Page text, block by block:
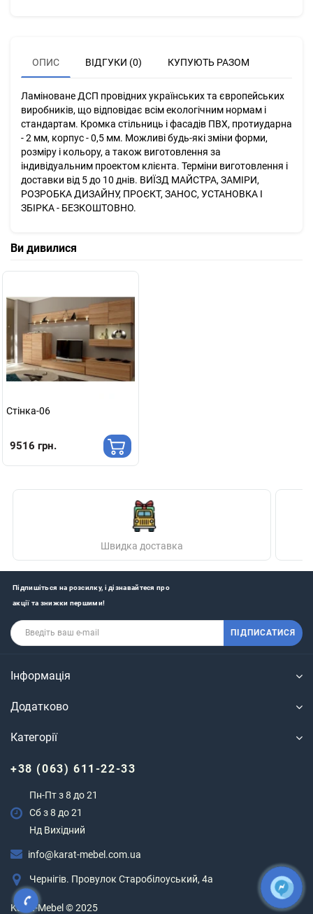
ОПИС ВІДГУКИ (0) КУПУЮТЬ РАЗОМ
Ламіноване ДСП провідних українських та європейських
виробників, що відповідає всім екологічним нормам і
стандартам. Кромка стільниць і фасадів ПВХ, протиударна
- 2 мм, корпус - 0,5 мм. Можливі будь-які зміни форми,
розміру і кольору, а також виготовлення за
індивідуальним проектом клієнта. Терміни виготовлення і
доставки від 5 до 10 днів. ВИЇЗД МАЙСТРА, ЗАМІРИ,
РОЗРОБКА ДИЗАЙНУ, ПРОЄКТ, ЗАНОС, УСТАНОВКА І
ЗБІРКА - БЕЗКОШТОВНО.
Ви дивилися
Стінка-06
9516 грн.
Швидка доставка
Підпишіться на розсилку, і дізнавайтеся про
акції та знижки першими!
ПІДПИСАТИСЯ
Інформація
Додатково
Категорії
+38 (063) 611-22-33
Пн-Пт з 8 до 21
Сб з 8 до 21
Нд Вихідний
info@karat-mebel.com.ua
Чернігів. Провулок Старобілоуський, 4а
Karat-Mebel © 2025